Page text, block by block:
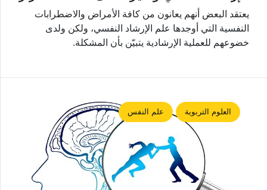
يعتقد البعض أنهم يعانون من كافة الأمراض والاضطرابات
النفسية التي أوجدها علم الإرشاد النفسي، ولكن ولدى
خضوعهم للعملية الإرشادية يتبيّن بأن المشكلة.
العلوم التربوية علم النفس